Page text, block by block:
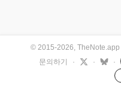
© 2015-2026, TheNote.app
문의하기
· · ·